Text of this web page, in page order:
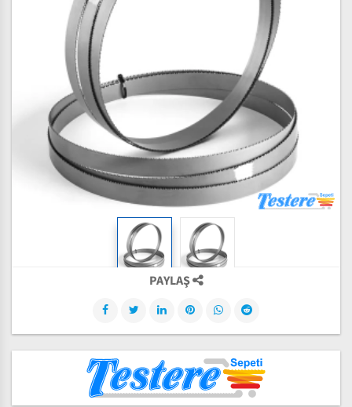
PAYLAŞ